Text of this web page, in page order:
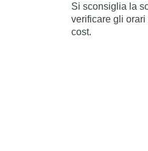
Si sconsiglia la
verificare gli
cost.